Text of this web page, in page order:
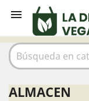

ALMACEN